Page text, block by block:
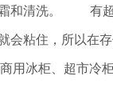
和清洗。 有
会粘住，所以
用冰柜、超市